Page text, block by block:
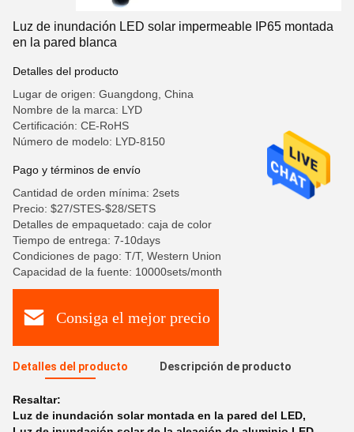
Luz de inundación LED solar impermeable IP65 montada
en la pared blanca
Detalles del producto
Lugar de origen: Guangdong, China
Nombre de la marca: LYD
Certificación: CE-RoHS
Número de modelo: LYD-8150
Pago y términos de envío
Cantidad de orden mínima: 2sets
Precio: $27/STES-$28/SETS
Detalles de empaquetado: caja de color
Tiempo de entrega: 7-10days
Condiciones de pago: T/T, Western Union
Capacidad de la fuente: 10000sets/month
Consiga el mejor precio
Detalles del producto Descripción de producto
Resaltar:
Luz de inundación solar montada en la pared del LED,